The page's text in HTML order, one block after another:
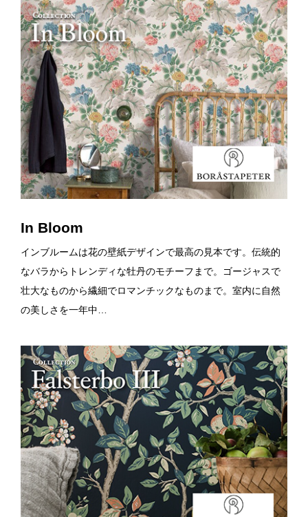
In Bloom
インブルームは花の壁紙デザインで最高の見本です。伝統的
なバラからトレンディな牡丹のモチーフまで。ゴージャスで
壮大なものから繊細でロマンチックなものまで。室内に自然
の美しさを一年中…